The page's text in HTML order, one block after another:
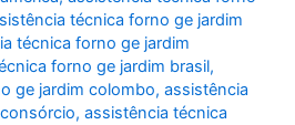
técnica forno ge jardim
técnica forno ge jardim
forno ge jardim brasil,
ge jardim colombo,assistência
,assistência técnica